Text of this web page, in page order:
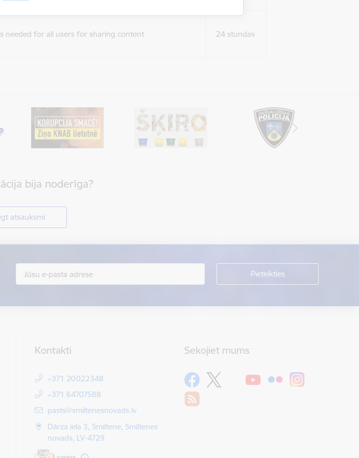
needed for all users for sharing content 24 stundas
bija noderīga?
atsauksmi
Kontakti
+371 20022348
+371 64707588
E-pasts:
pasts@smiltenesnovads.lv
Dārza iela 3, Smiltene, Smiltenes
novads, LV-4729
Sekojiet mums